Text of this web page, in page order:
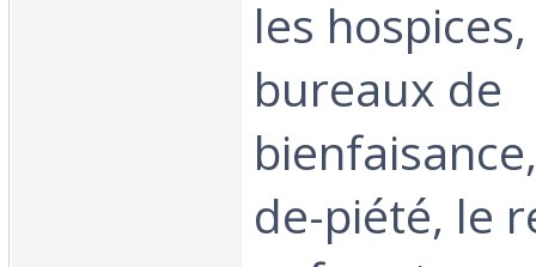
les
bureaux de
de-piété, le